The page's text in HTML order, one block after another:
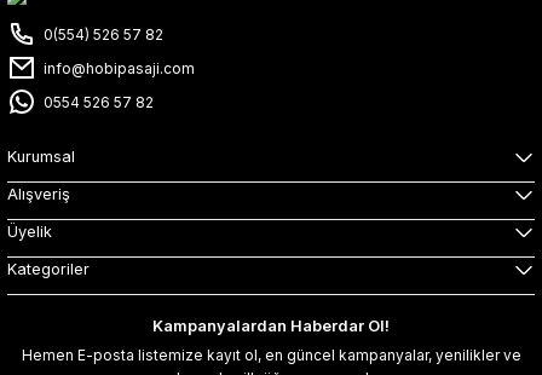
0(554) 526 57 82
info@hobipasaji.com
0554 526 57 82
Kurumsal
Alışveriş
Üyelik
Kategoriler
Kampanyalardan Haberdar Ol!
Hemen E-posta listemize kayıt ol, en güncel kampanyalar, yenilikler ve